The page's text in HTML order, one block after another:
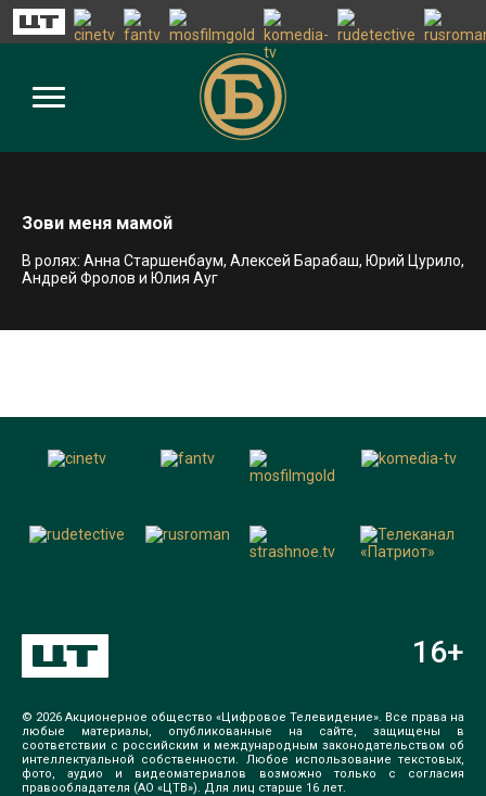
Зови меня мамой
В ролях: Анна Старшенбаум, Алексей Барабаш, Юрий Цурило,
Андрей Фролов и Юлия Ауг
© 2026 Акционерное общество «Цифровое Телевидение». Все права на
любые материалы, опубликованные на сайте, защищены в
соответствии с российским и международным законодательством об
интеллектуальной собственности. Любое использование текстовых,
фото, аудио и видеоматериалов возможно только с согласия
правообладателя (АО «ЦТВ»). Для лиц старше 16 лет.
16+